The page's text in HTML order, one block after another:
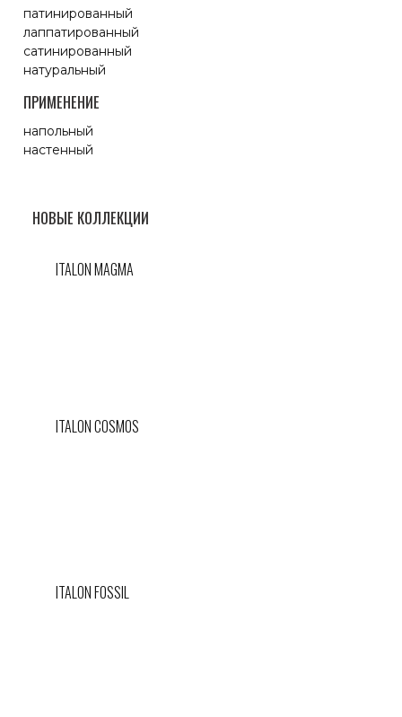
патинированный
лаппатированный
сатинированный
натуральный
ПРИМЕНЕНИЕ
напольный
настенный
НОВЫЕ КОЛЛЕКЦИИ
ITALON MAGMA
ITALON COSMOS
ITALON FOSSIL